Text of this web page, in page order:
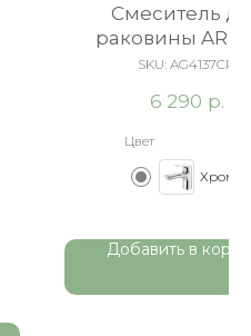
Смеситель
раковины
AG4137CP
SKU: AG4137CP
6 290 р.
Цвет
Хром
Добавить в